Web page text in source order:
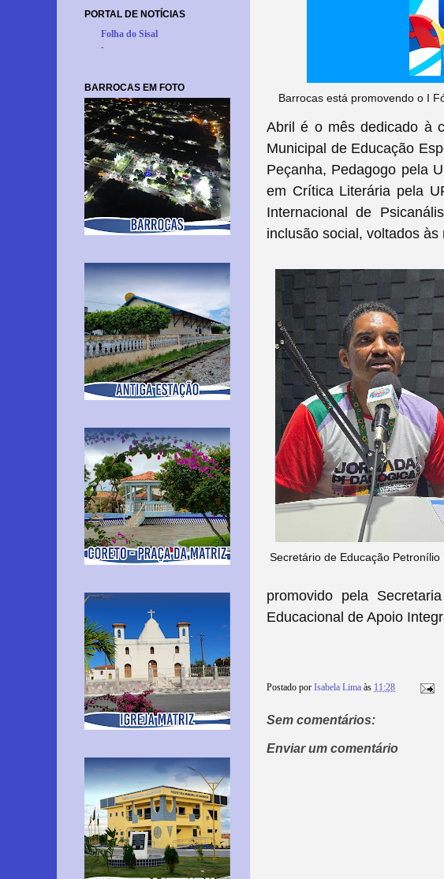
Barrocas está promovendo o I
Abril é o mês dedicado à
Municipal de Educação
Peçanha, Pedagogo pela
em Crítica Literária pela
Internacional de
inclusão social, voltados
Secretário de Educação Petronílio
promovido pela
Educacional de Apoio
Postado por Isabela Lima às 11:28
Sem comentários:
Enviar um comentário
PORTAL DE NOTÍCIAS
Folha do Sisal
-
BARROCAS EM FOTO